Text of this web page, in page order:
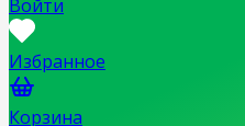
Войти
Избранное
Корзина